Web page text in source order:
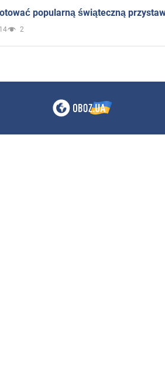
popularną świąteczną
2